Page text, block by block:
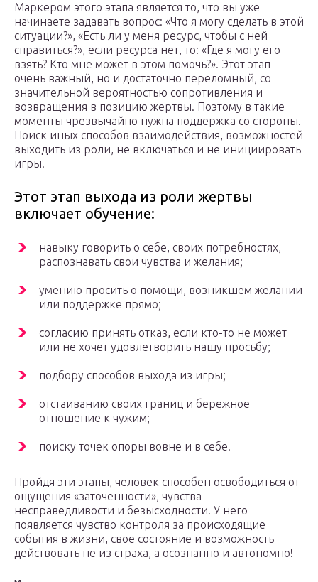
Маркером этого этапа является то, что вы уже
начинаете задавать вопрос: «Что я могу сделать в этой
ситуации?», «Есть ли у меня ресурс, чтобы с ней
справиться?», если ресурса нет, то: «Где я могу его
взять? Кто мне может в этом помочь?». Этот этап
очень важный, но и достаточно переломный, со
значительной вероятностью сопротивления и
возвращения в позицию жертвы. Поэтому в такие
моменты чрезвычайно нужна поддержка со стороны.
Поиск иных способов взаимодействия, возможностей
выходить из роли, не включаться и не инициировать
игры.
Этот этап выхода из роли жертвы
включает обучение:
навыку говорить о себе, своих потребностях,
распознавать свои чувства и желания;
умению просить о помощи, возникшем желании
или поддержке прямо;
согласию принять отказ, если кто-то не может
или не хочет удовлетворить нашу просьбу;
подбору способов выхода из игры;
отстаиванию своих границ и бережное
отношение к чужим;
поиску точек опоры вовне и в себе!
Пройдя эти этапы, человек способен освободиться от
ощущения «заточенности», чувства
несправедливости и безысходности. У него
появляется чувство контроля за происходящие
события в жизни, свое состояние и возможность
действовать не из страха, а осознанно и автономно!